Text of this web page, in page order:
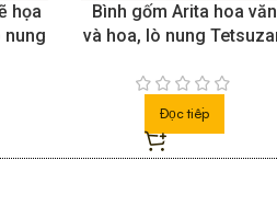
hoa
Bộ ấm chén gốm Arita vẽ
hoa, lò nung Issaku
Đọc tiếp